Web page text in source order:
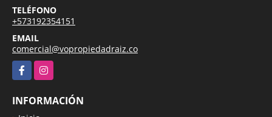
TELÉFONO
+573192354151
EMAIL
comercial@vopropiedadraiz.co
FacebookInstagram
INFORMACIÓN